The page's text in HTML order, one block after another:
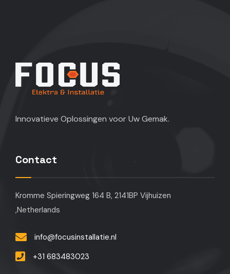
Innovatieve Oplossingen voor Uw Gemak.
Contact
Kromme Spieringweg 164 B, 2141BP Vijhuizen
,Netherlands
info@focusinstallatie.nl
+31 683483023